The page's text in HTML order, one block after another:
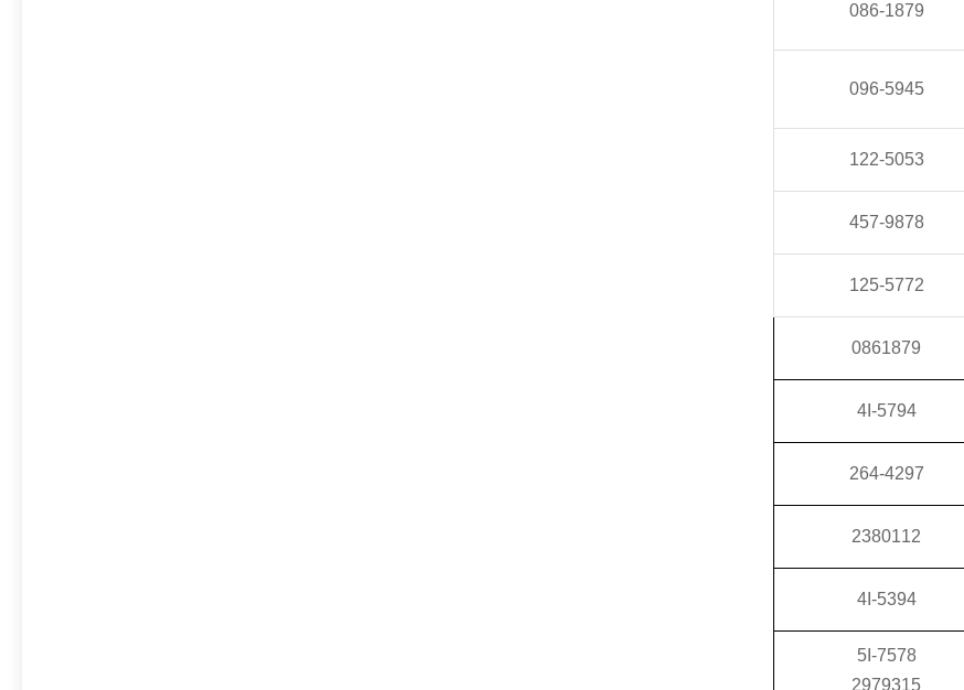
086-1879
096-5945
122-5053
457-9878
125-5772
0861879
4I-5794
264-4297
2380112
4I-5394
5I-7578
2979315